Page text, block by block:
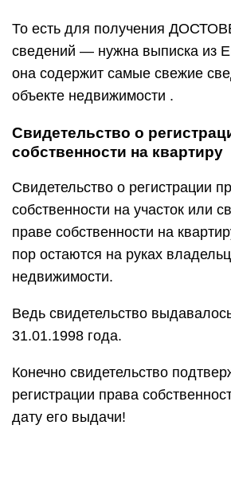
То есть для получения
сведений — нужна выписка из
она содержит самые свежие
объекте недвижимости .
Свидетельство о
собственности на квартиру
Свидетельство о регистрации
собственности на участок или
праве собственности на
пор остаются на руках
недвижимости.
Ведь свидетельство
31.01.1998 года.
Конечно свидетельство
регистрации права
дату его выдачи!